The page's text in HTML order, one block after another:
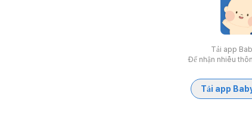
Tải app
Để nhận nhiều
Tải app